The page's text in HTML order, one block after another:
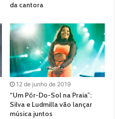
da cantora
12 de junho de 2019
“Um Pôr-Do-Sol na Praia”:
Silva e Ludmilla vão lançar
música juntos